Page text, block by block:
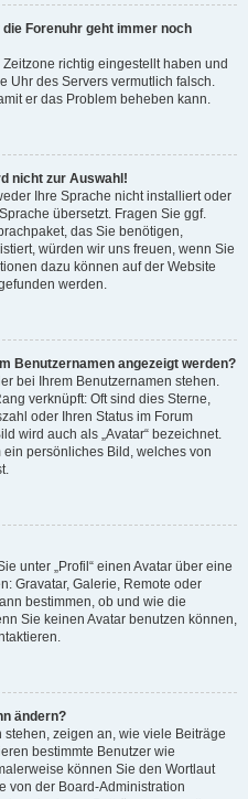
Forenuhr geht immer noch
richtig eingestellt haben und
Uhr des Servers vermutlich falsch.
er das Problem beheben kann.
nicht zur Auswahl!
Ihre Sprache nicht installiert oder
übersetzt. Fragen Sie ggf.
das Sie benötigen,
würden wir uns freuen, wenn Sie
dazu können auf der Website
werden.
Benutzernamen angezeigt werden?
bei Ihrem Benutzernamen stehen.
verknüpft: Oft sind dies Sterne,
oder Ihren Status im Forum
wird auch als „Avatar“ bezeichnet.
persönliches Bild, welches von
unter „Profil“ einen Avatar über eine
Gravatar, Galerie, Remote oder
bestimmen, ob und wie die
Sie keinen Avatar benutzen können,
ändern?
zeigen an, wie viele Beiträge
bestimmte Benutzer wie
können Sie den Wortlaut
von der Board-Administration